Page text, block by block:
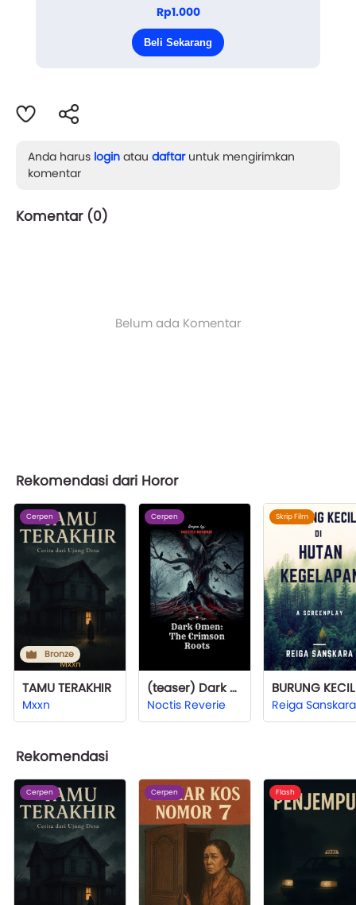
Rumah tersebut dihuni oleh seorang wanita tua
bernama Bu Ratna, yang tak pernah keluar sejak...
Rp1.000
Beli Sekarang
Anda harus login atau daftaruntuk mengirimkan
komentar
Komentar (0)
Belum ada Komentar
Rekomendasi dari Horor
Cerpen
Bronze
TAMU TERAKHIR
Mxxn
Cerpen
(teaser) Dark Omen: The Crimson Roots
Noctis Reverie
Skrip Film
Reiga Sanskara
Rekomendasi
Cerpen Cerpen Flash